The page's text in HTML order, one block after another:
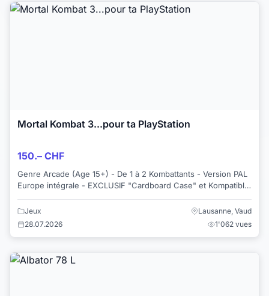
Mortal Kombat 3...pour ta PlayStation
150.– CHF
Genre Arcade (Age 15+) - De 1 à 2 Kombattants - Version PAL
Europe intégrale - EXCLUSIF "Cardboard Case" et Kompatible
PS3...
Jeux
Lausanne, Vaud
28.07.2026
1'062 vues